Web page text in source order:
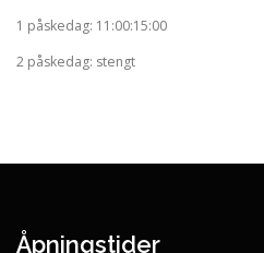
1 påskedag: 11:00:15:00
2 påskedag: stengt
Åpningstider